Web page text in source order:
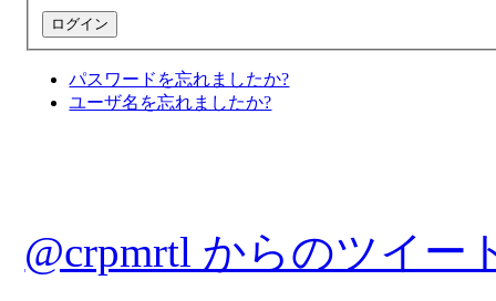
パスワードを忘れましたか?
ユーザ名を忘れましたか?
@crpmrtl からのツイー